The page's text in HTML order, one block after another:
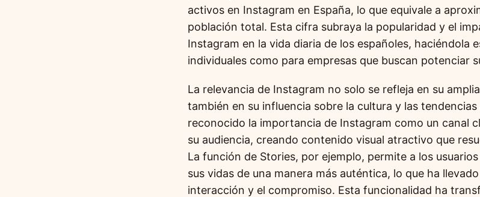
activos en Instagram en España, lo que equivale a
población total. Esta cifra subraya la popularidad y el
Instagram en la vida diaria de los españoles, haciéndola
individuales como para empresas que buscan potenciar
La relevancia de Instagram no solo se refleja en su
también en su influencia sobre la cultura y las
reconocido la importancia de Instagram como un canal
su audiencia, creando contenido visual atractivo que
La función de Stories, por ejemplo, permite a los
sus vidas de una manera más auténtica, lo que ha
interacción y el compromiso. Esta funcionalidad ha